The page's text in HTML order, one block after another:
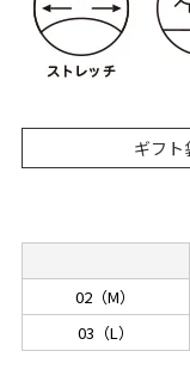
ギフト
02（M）
03（L）